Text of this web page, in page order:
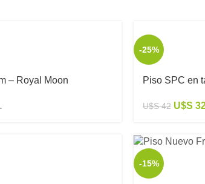
– Royal Moon
-25%
Piso SPC en
U$S42 U$S
-15%